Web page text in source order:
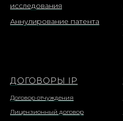
исследования
Аннулирование патента
ДОГОВОРЫ IP
Договор отчуждения
Лицензионный договор